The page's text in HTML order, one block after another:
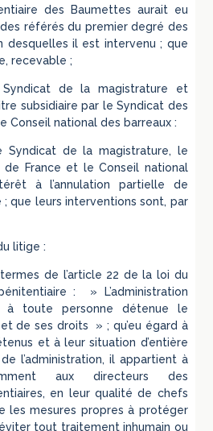
des Baumettes aurait eu
référés du premier degré des
desquelles il est intervenu ; que
recevable ;
Syndicat de la magistrature et
subsidiaire par le Syndicat des
Conseil national des barreaux :
Syndicat de la magistrature, le
France et le Conseil national
à l’annulation partielle de
; que leurs interventions sont, par
litige :
termes de l’article 22 de la loi du
: » L’administration
à toute personne détenue le
de ses droits » ; qu’eu égard à
et à leur situation d’entière
l’administration, il appartient à
aux directeurs des
en leur qualité de chefs
les mesures propres à protéger
tout traitement inhumain ou